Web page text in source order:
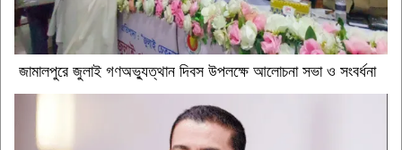
জামালপুরে জুলাই গণঅভ্যুত্থান দিবস উপলক্ষে আলোচনা সভা ও সংবর্ধনা